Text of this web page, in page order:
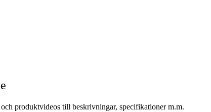
produktvideos till beskrivningar, specifikationer m.m.